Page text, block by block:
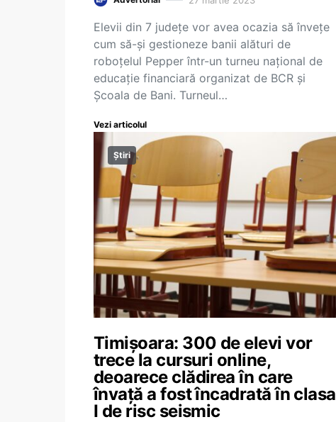
Elevii din 7 județe vor avea ocazia să învețe
cum să-și gestioneze banii alături de
roboțelul Pepper într-un turneu național de
educație financiară organizat de BCR și
Școala de Bani. Turneul…
Vezi articolul
Știri
Timişoara: 300 de elevi vor
trece la cursuri online,
deoarece clădirea în care
învaţă a fost încadrată în clasa
I de risc seismic